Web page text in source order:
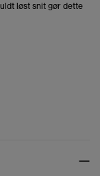
løst snit gør dette